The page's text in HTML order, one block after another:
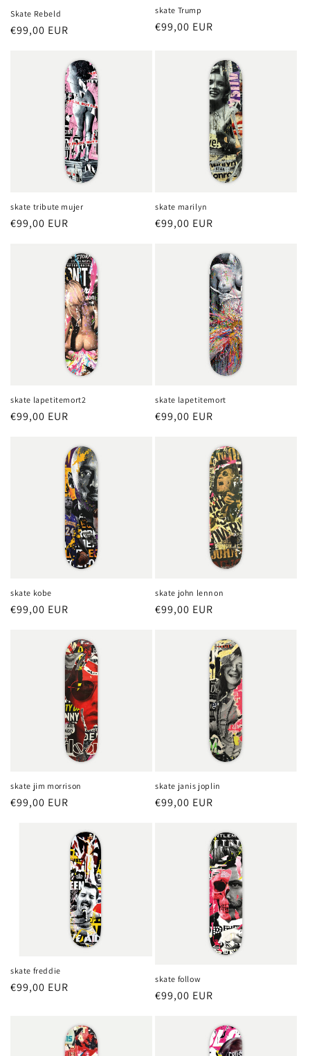
:
Skate Rebeld
Precio
€99,00 EUR
skate Trump
Precio
€99,00 EUR
skate tribute mujer
Precio
€99,00 EUR
skate marilyn
Precio
€99,00 EUR
skate lapetitemort2
Precio
€99,00 EUR
skate lapetitemort
Precio
€99,00 EUR
skate kobe
Precio
€99,00 EUR
skate john lennon
Precio
€99,00 EUR
skate jim morrison
Precio
€99,00 EUR
skate janis joplin
Precio
€99,00 EUR
skate freddie
Precio
€99,00 EUR
skate follow
Precio
€99,00 EUR